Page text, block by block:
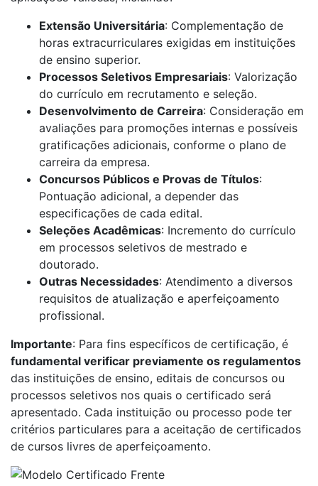
Extensão Universitária: Complementação de
horas extracurriculares exigidas em instituições
de ensino superior.
Processos Seletivos Empresariais: Valorização
do currículo em recrutamento e seleção.
Desenvolvimento de Carreira: Consideração em
avaliações para promoções internas e possíveis
gratificações adicionais, conforme o plano de
carreira da empresa.
Concursos Públicos e Provas de Títulos:
Pontuação adicional, a depender das
especificações de cada edital.
Seleções Acadêmicas: Incremento do currículo
em processos seletivos de mestrado e
doutorado.
Outras Necessidades: Atendimento a diversos
requisitos de atualização e aperfeiçoamento
profissional.
Importante: Para fins específicos de certificação, é
fundamental verificar previamente os regulamentos
das instituições de ensino, editais de concursos ou
processos seletivos nos quais o certificado será
apresentado. Cada instituição ou processo pode ter
critérios particulares para a aceitação de certificados
de cursos livres de aperfeiçoamento.